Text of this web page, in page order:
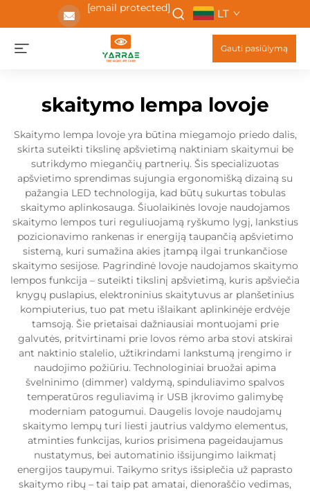
[email protected] LT
Gauti pasiūlymą
skaitymo lempa lovoje
Skaitymo lempa lovoje yra būtina miegamojo priedo dalis,
skirta suteikti tikslinę apšvietimą naktiniam skaitymui be
sutrikdymo miegančių partnerių. Šis specializuotas
apšvietimo sprendimas sujungia ergonomišką dizainą su
pažangia LED technologija, kad būtų sukurtas tobulas
skaitymo aplinkosauga. Šiuolaikinės lovoje naudojamos
skaitymo lempos turi reguliuojamą ryškumo lygį, lankstius
pozicionavimo rankenas ir energiją taupančią apšvietimo
sistemą, kuri sumažina akies įtampą ilgai trunkančiose
skaitymo sesijose. Pagrindinė lovoje naudojamos skaitymo
lempos funkcija – suteikti tikslinį apšvietimą, kuris apšviečia
knygų puslapius, elektroninius skaitytuvus ar planšetinius
kompiuterius, tuo pat metu išlaikant aplinkinėje erdvėje
tamsoją. Šie prietaisai dažniausiai montuojami prie
galvutės, pritvirtinami prie lovos rėmo arba stovi atskirai
ant naktinio stalelio, užtikrindami lankstumą įrengimo ir
naudojimo požiūriu. Technologiniai bruožai apima
švelninimo (dimmer) valdymą, spinduliavimo spalvos
temperatūros reguliavimą ir USB įkrovimo galimybę
moderniam patogumui. Daugelis lovoje naudojamų
skaitymo lempų turi liesti jautrius valdymo elementus,
atminties funkcijas, kurios prisimena pageidaujamus
nustatymus, bei automatinio išsijungimo laikmatį
energijos taupymui. Taikymo sritys išsiplečia už paprasto
skaitymo ribų – tai taip pat amatai, dienoraščio vedimas,